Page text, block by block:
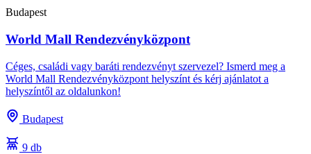
Budapest
World Mall Rendezvényközpont
Céges, családi vagy baráti rendezvényt szervezel? Ismerd meg a
World Mall Rendezvényközpont helyszínt és kérj ajánlatot a
helyszíntől az oldalunkon!
Budapest
9 db